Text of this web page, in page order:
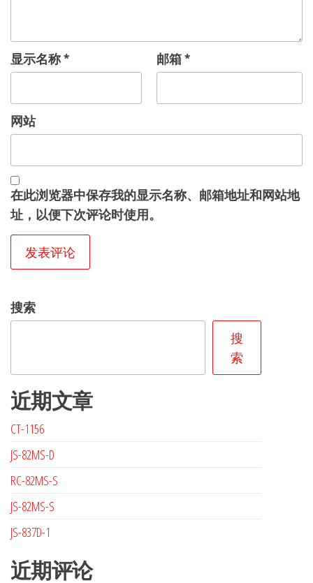
显示名称* 邮箱*
网站
在此浏览器中保存我的显示名称、邮箱地址和网站地
址，以便下次评论时使用。
搜索
搜
索
近期文章
CT-1156
JS-82MS-D
RC-82MS-S
JS-82MS-S
JS-837D-1
近期评论